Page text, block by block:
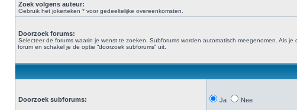
Zoek volgens auteur:
Gebruik het jokerteken * voor gedeeltelijke overeenkomsten.
Doorzoek forums:
Selecteer de forums waarin je wenst te zoeken. Subforums worden automatisch meegenomen. Als je
forum en schakel je de optie “doorzoek subforums“ uit.
Doorzoek subforums: Ja Nee